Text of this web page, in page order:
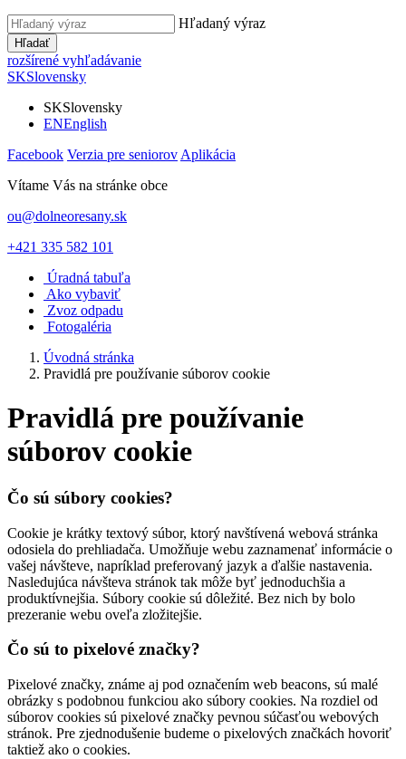
Hľadaný výraz
Hľadať
rozšírené vyhľadávanie
SKSlovensky
SKSlovensky
ENEnglish
Facebook Verzia pre seniorov Aplikácia
Vítame Vás na stránke obce
ou@dolneoresany.sk
+421 335 582 101
Úradná tabuľa
Ako vybaviť
Zvoz odpadu
Fotogaléria
Úvodná stránka
Pravidlá pre používanie súborov cookie
Pravidlá pre používanie
súborov cookie
Čo sú súbory cookies?
Cookie je krátky textový súbor, ktorý navštívená webová stránka
odosiela do prehliadača. Umožňuje webu zaznamenať informácie o
vašej návšteve, napríklad preferovaný jazyk a ďalšie nastavenia.
Nasledujúca návšteva stránok tak môže byť jednoduchšia a
produktívnejšia. Súbory cookie sú dôležité. Bez nich by bolo
prezeranie webu oveľa zložitejšie.
Čo sú to pixelové značky?
Pixelové značky, známe aj pod označením web beacons, sú malé
obrázky s podobnou funkciou ako súbory cookies. Na rozdiel od
súborov cookies sú pixelové značky pevnou súčasťou webových
stránok. Pre zjednodušenie budeme o pixelových značkách hovoriť
taktiež ako o cookies.